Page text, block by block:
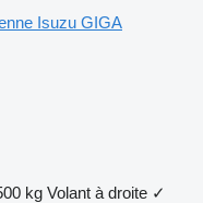
Isuzu GIGA
kg Volant à droite ✓